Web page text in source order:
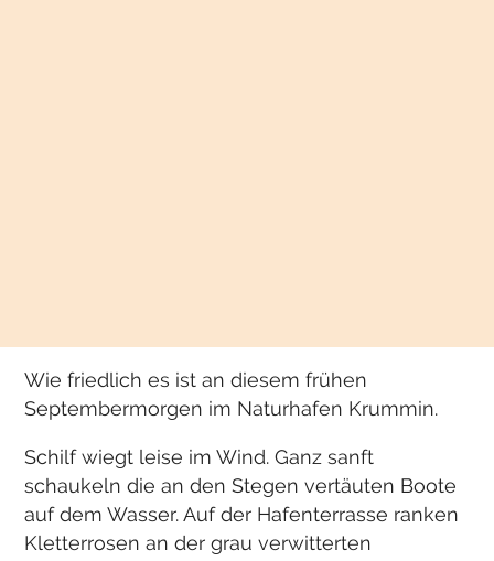
Wie friedlich es ist an diesem frühen
Septembermorgen im Naturhafen Krummin.
Schilf wiegt leise im Wind. Ganz sanft
schaukeln die an den Stegen vertäuten Boote
auf dem Wasser. Auf der Hafenterrasse ranken
Kletterrosen an der grau verwitterten